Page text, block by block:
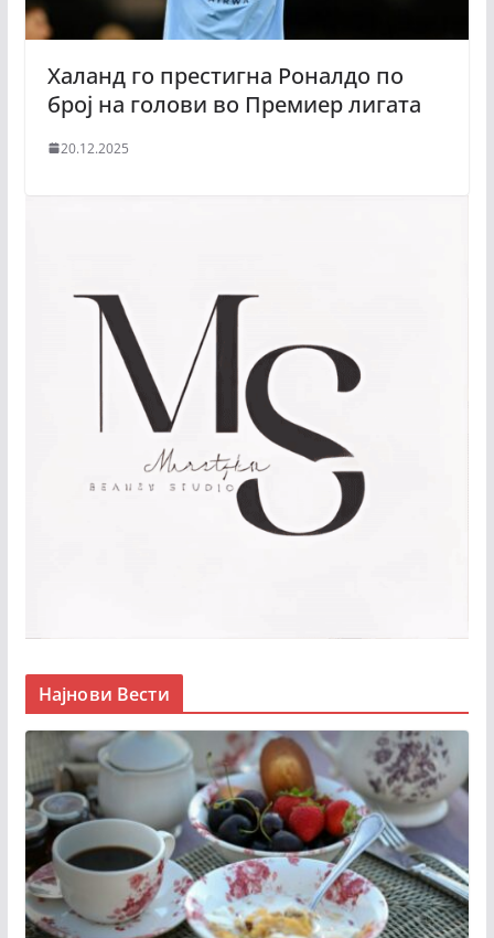
Халанд го престигна Роналдо по
број на голови во Премиер лигата
20.12.2025
Најнови Вести